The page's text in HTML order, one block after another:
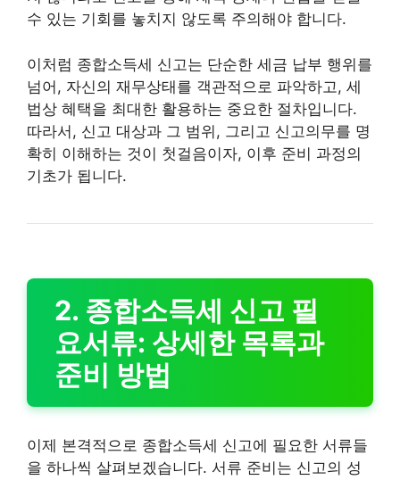
수 있는 기회를 놓치지 않도록 주의해야 합니다.
이처럼 종합소득세 신고는 단순한 세금 납부 행위를
넘어, 자신의 재무상태를 객관적으로 파악하고, 세
법상 혜택을 최대한 활용하는 중요한 절차입니다.
따라서, 신고 대상과 그 범위, 그리고 신고의무를 명
확히 이해하는 것이 첫걸음이자, 이후 준비 과정의
기초가 됩니다.
2. 종합소득세 신고 필
요서류: 상세한 목록과
준비 방법
이제 본격적으로 종합소득세 신고에 필요한 서류들
을 하나씩 살펴보겠습니다. 서류 준비는 신고의 성